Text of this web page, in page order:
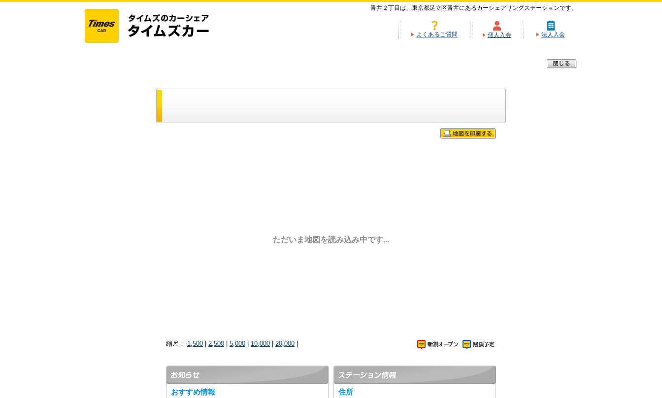
青井２丁目は、東京都足立区青井にあるカーシェアリングステーションです。
よくあるご質問 個人入会 法人入会
ただいま地図を読み込み中です...
縮尺： 1,500 2,500 5,000 10,000 20,000
おすすめ情報 住所